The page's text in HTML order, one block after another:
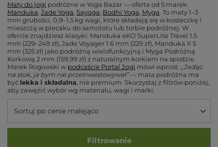
Maty do jogi podróżne w Yoga Bazar — oferta od 5 marek:
Manduka, Jade Yoga, Sayoga, Bodhi Yoga, Myga. To maty 1–3
mm grubości, 0,9–1,5 kg wagi, które składają się w kosteczkę i
mieszczą w plecaku do samolotu lub torbie podróżnej. W
ofercie znajdziesz klasyki: Manduka eKO SuperLite Travel 1.5
mm (229–249 zł), Jade Voyager 1.6 mm (229 zł), Manduka X 5
mm (325 zł) jako podróżną wielofunkcyjną i Myga Podróżną
Korkową 2 mm (159,99 zł) z naturalnym korkiem na spodzie.
Marek Rogowski w podcaście Portal Jogi mówi wprost:
„Jadąc
na stok, ja bym nie przeinwestowywał”— mata podróżna ma
być lekka i składalna, nie premium. Skorzystaj z filtrów poniżej,
aby zawęzić wybór wg materiału, wagi i marki.
Sortuj po cenie malejąco
Filtrowanie